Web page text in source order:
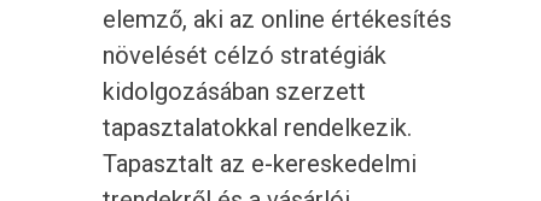
elemző, aki az online értékesítés
növelését célzó stratégiák
kidolgozásában szerzett
tapasztalatokkal rendelkezik.
Tapasztalt az e-kereskedelmi